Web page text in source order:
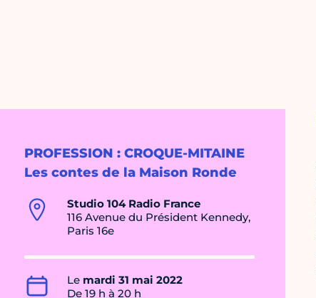
PROFESSION : CROQUE-MITAINE
Les contes de la Maison Ronde
Studio 104 Radio France
116 Avenue du Président Kennedy,
Paris 16e
Le mardi 31 mai 2022
De 19 h à 20 h